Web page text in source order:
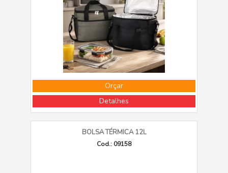
Orçar
Detalhes
BOLSA TÉRMICA 12L
Cod.: 09158